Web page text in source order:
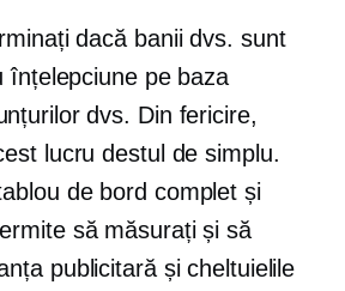
dacă banii dvs. sunt
înțelepciune pe baza
dvs. Din fericire,
lucru destul de simplu.
de bord complet și
să măsurați și să
publicitară și cheltuielile